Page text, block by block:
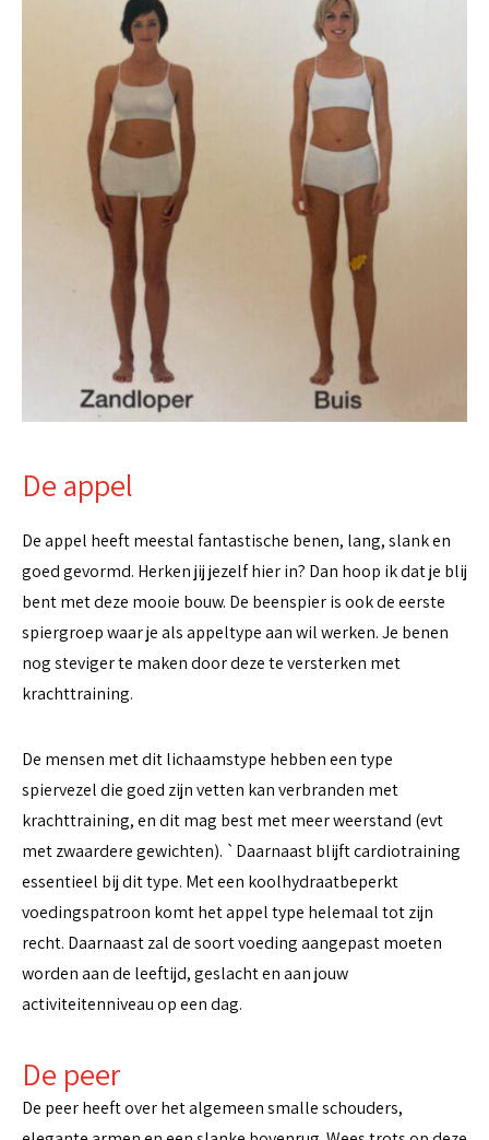
De appel
De appel heeft meestal fantastische benen, lang, slank en
goed gevormd. Herken jij jezelf hier in? Dan hoop ik dat je blij
bent met deze mooie bouw. De beenspier is ook de eerste
spiergroep waar je als appeltype aan wil werken. Je benen
nog steviger te maken door deze te versterken met
krachttraining.
De mensen met dit lichaamstype hebben een type
spiervezel die goed zijn vetten kan verbranden met
krachttraining, en dit mag best met meer weerstand (evt
met zwaardere gewichten). `Daarnaast blijft cardiotraining
essentieel bij dit type. Met een koolhydraatbeperkt
voedingspatroon komt het appel type helemaal tot zijn
recht. Daarnaast zal de soort voeding aangepast moeten
worden aan de leeftijd, geslacht en aan jouw
activiteitenniveau op een dag.
De peer
De peer heeft over het algemeen smalle schouders,